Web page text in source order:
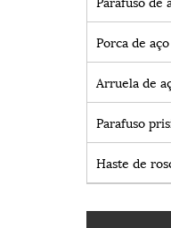
Porca de aço
Arruela de
Parafuso
Haste de